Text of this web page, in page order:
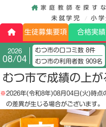
家庭教師を探す
未就学児 小学
生徒募集要項 合格実績
2026
08/04
むつ市の口コミ数 8件
むつ市の利用者数 909名
むつ市で成績の上が
※2026年(令和8年)08月04日(火)時点
の差異が生じる場合がございます。